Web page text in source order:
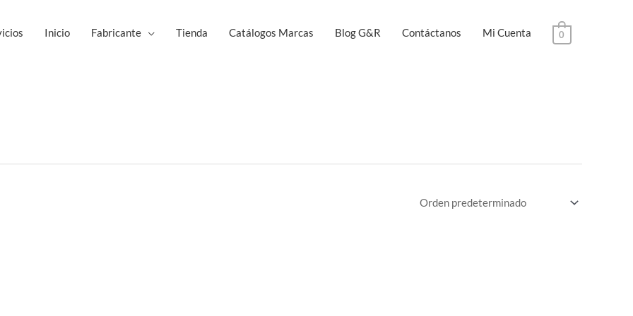
Inicio Fabricante Tienda Catálogos Marcas Blog G&R Contáctanos Mi Cuenta 0